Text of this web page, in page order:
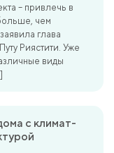
– привлечь в
чем
глава
Риястити. Уже
виды
с климат-